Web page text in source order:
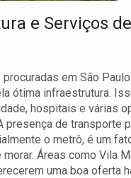
e Serviços de
em São
ótima infraestrutura.
hospitais e várias
presença de transporte
o metrô, é um
Áreas como Vila
uma boa oferta